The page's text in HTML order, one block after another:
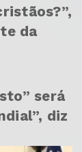
da
será
diz